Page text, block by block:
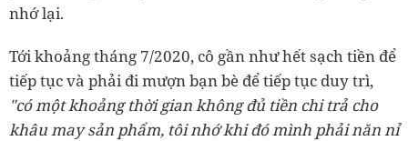
nhớ lại.
Tới khoảng tháng 7/2020, cô gần như hết sạch tiền để
tiếp tục và phải đi mượn bạn bè để tiếp tục duy trì,
"có một khoảng thời gian không đủ tiền chi trả cho
khâu may sản phẩm, tôi nhớ khi đó mình phải năn nỉ